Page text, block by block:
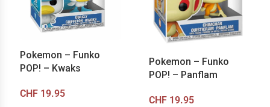
Pokemon – Funko
POP! – Kwaks
CHF 19.95
Pokemon – Funko
POP! – Panflam
CHF19.95